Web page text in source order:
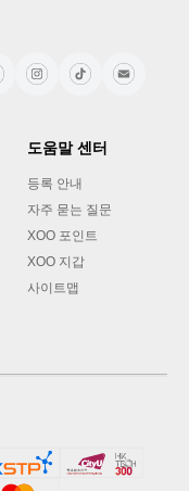
도움말 센터
등록 안내
자주 묻는 질문
XOO 포인트
XOO 지갑
사이트맵